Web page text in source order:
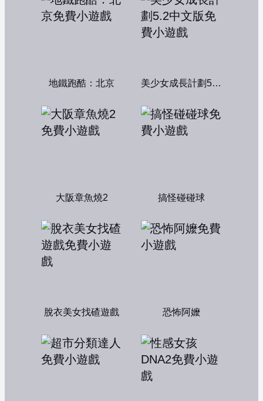
地鐵跑酷：北京 美少女成長計劃5.2中文版
大阪章魚燒2 搞怪碰碰球
脫衣美女找碴遊戲 恐怖阿嬤